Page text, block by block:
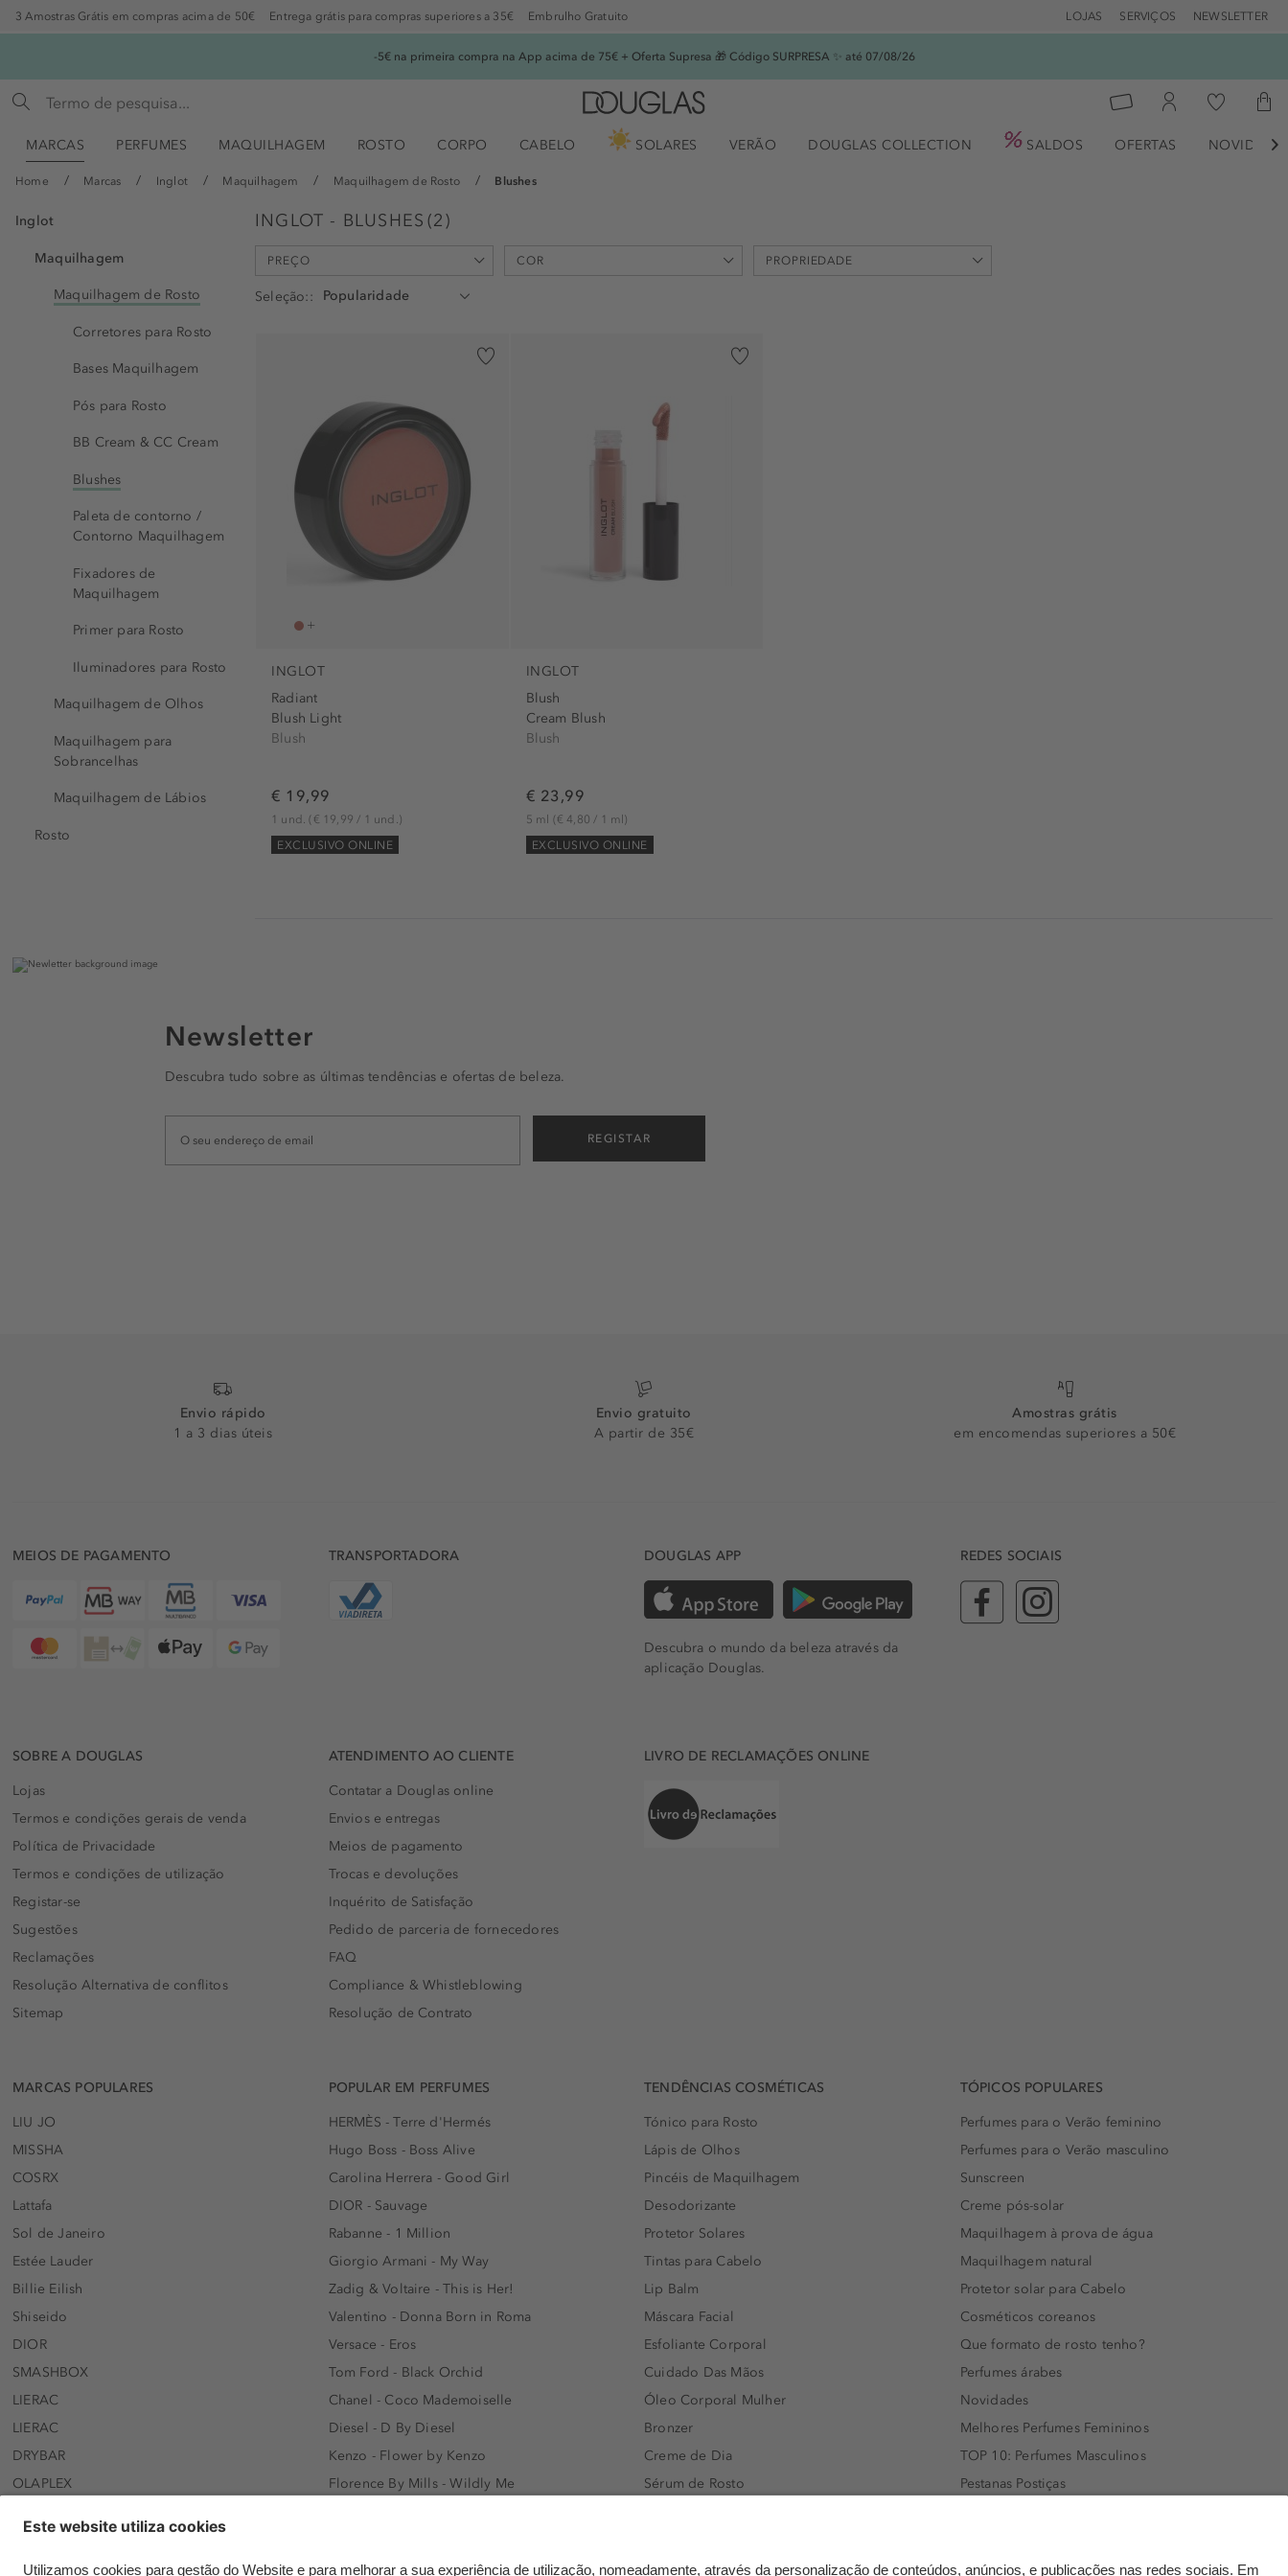
3 Amostras Grátis em compras acima de 50€ Entrega grátis para compras superiores a 35€ Embrulho Gratuito LOJAS SERVIÇOS NEWSLETTER
-5€ na primeira compra na App acima de 75€ + Oferta Supresa 🎁 Código SURPRESA ✨ até 07/08/26
MARCAS PERFUMES MAQUILHAGEM ROSTO CORPO CABELO SOLARES VERÃO DOUGLAS COLLECTION SALDOS OFERTAS 
Home Marcas Inglot Maquilhagem Maquilhagem de Rosto Blushes
Inglot
Maquilhagem
Maquilhagem de Rosto
Corretores para Rosto
Bases Maquilhagem
Pós para Rosto
BB Cream & CC Cream
Blushes
Paleta de contorno /
Contorno Maquilhagem
Fixadores de
Maquilhagem
Primer para Rosto
Iluminadores para Rosto
Maquilhagem de Olhos
Maquilhagem para
Sobrancelhas
Maquilhagem de Lábios
Rosto
INGLOT - BLUSHES (2)
PREÇO
min
max
COR PROPRIEDADE
Seleção:
INGLOT
Radiant
Blush Light
Blush
€ 19,99
1 und.(€ 19,99 / 1 und.)
EXCLUSIVO ONLINE
INGLOT
Blush
Cream Blush
Blush
€ 23,99
5 ml (€ 4,80 / 1 ml)
EXCLUSIVO ONLINE
Newsletter
Descubra tudo sobre as últimas tendências e ofertas de beleza.
REGISTAR
Envio rápido
1 a 3 dias úteis
Envio gratuito
A partir de 35€
Amostras grátis
em encomendas superiores a 50€
MEIOS DE PAGAMENTO TRANSPORTADORA DOUGLAS APP
Descubra o mundo da beleza através da
aplicação Douglas.
REDES SOCIAIS
SOBRE A DOUGLAS
Lojas
Termos e condições gerais de venda
Política de Privacidade
Termos e condições de utilização
Registar-se
Sugestões
Reclamações
Resolução Alternativa de conflitos
Sitemap
ATENDIMENTO AO CLIENTE
Contatar a Douglas online
Envios e entregas
Meios de pagamento
Trocas e devoluções
Inquérito de Satisfação
Pedido de parceria de fornecedores
FAQ
Compliance & Whistleblowing
Resolução de Contrato
LIVRO DE RECLAMAÇÕES ONLINE
MARCAS POPULARES
LIU JO
MISSHA
COSRX
Lattafa
Sol de Janeiro
Estée Lauder
Billie Eilish
Shiseido
DIOR
SMASHBOX
LIERAC
LIERAC
DRYBAR
OLAPLEX
ARMAF
POPULAR EM PERFUMES
HERMÈS - Terre d'Hermés
Hugo Boss - Boss Alive
Carolina Herrera - Good Girl
DIOR - Sauvage
Rabanne - 1 Million
Giorgio Armani - My Way
Zadig & Voltaire - This is Her!
Valentino - Donna Born in Roma
Versace - Eros
Tom Ford - Black Orchid
Chanel - Coco Mademoiselle
Diesel - D By Diesel
Kenzo - Flower by Kenzo
Florence By Mills - Wildly Me
Davidoff - Cool Water Men
TENDÊNCIAS COSMÉTICAS
Tónico para Rosto
Lápis de Olhos
Pincéis de Maquilhagem
Desodorizante
Protetor Solares
Tintas para Cabelo
Lip Balm
Máscara Facial
Esfoliante Corporal
Cuidado Das Mãos
Óleo Corporal Mulher
Bronzer
Creme de Dia
Sérum de Rosto
Espuma de Limpeza Facial
TÓPICOS POPULARES
Perfumes para o Verão feminino
Perfumes para o Verão masculino
Sunscreen
Creme pós-solar
Maquilhagem à prova de água
Maquilhagem natural
Protetor solar para Cabelo
Cosméticos coreanos
Que formato de rosto tenho?
Perfumes árabes
Novidades
Melhores Perfumes Femininos
TOP 10: Perfumes Masculinos
Pestanas Postiças
Rímel colorido